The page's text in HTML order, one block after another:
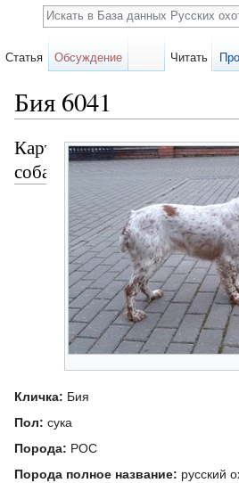
Бия 6041
Карточка
собаки
Кличка: Бия
Пол: сука
Порода: РОС
Порода полное название: русский
Статья Обсуждение Читать
Поиск